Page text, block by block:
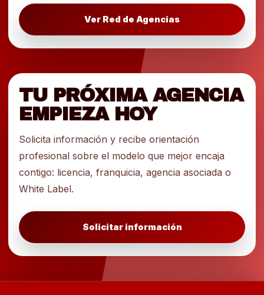
Ver Red de Agencias
TU PRÓXIMA AGENCIA
EMPIEZA HOY
Solicita información y recibe orientación
profesional sobre el modelo que mejor encaja
contigo: licencia, franquicia, agencia asociada o
White Label.
Solicitar información